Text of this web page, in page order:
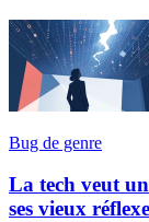
Bug de genre
La tech veut
ses vieux